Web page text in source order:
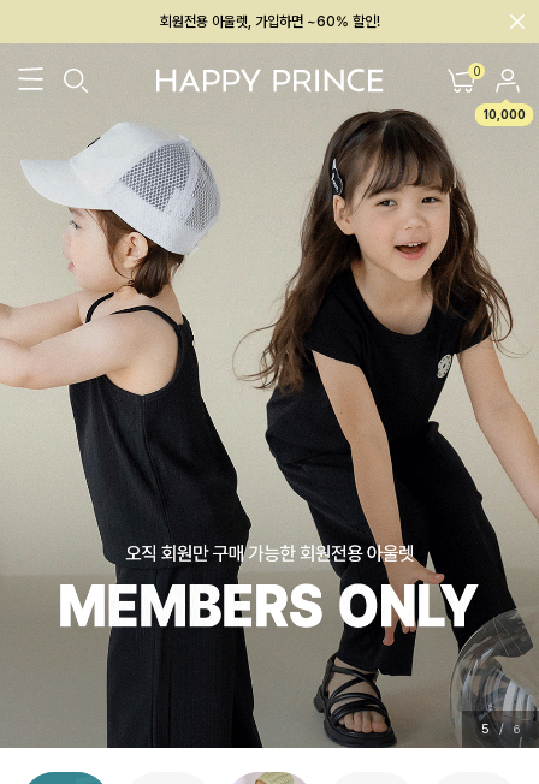
회원전용 아울렛, 가입하면 ~60% 할인!
멤버십 최대 28,000원 혜택 0
10,000
26SS 신상 BEST BABY[6~12M] 아우터/상의 하의/레깅스
5 / 6